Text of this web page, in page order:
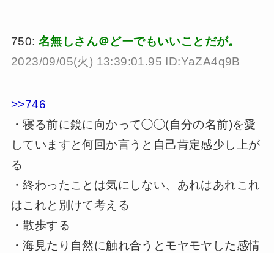
750: 名無しさん＠どーでもいいことだが。
2023/09/05(火) 13:39:01.95 ID:YaZA4q9B
>>746
・寝る前に鏡に向かって◯◯(自分の名前)を愛
していますと何回か言うと自己肯定感少し上が
る
・終わったことは気にしない、あれはあれこれ
はこれと別けて考える
・散歩する
・海見たり自然に触れ合うとモヤモヤした感情